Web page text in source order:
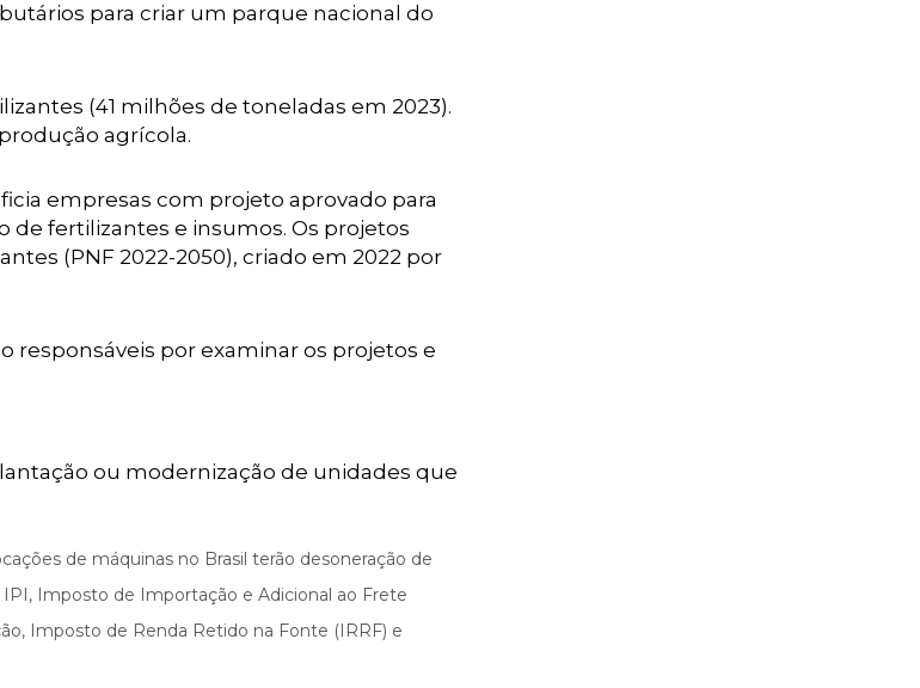
para criar um parque nacional do
(41 milhões de toneladas em 2023).
agrícola.
empresas com projeto aprovado para
fertilizantes e insumos. Os projetos
(PNF 2022-2050), criado em 2022 por
responsáveis por examinar os projetos e
ou modernização de unidades que
de máquinas no Brasil terão desoneração de
Imposto de Importação e Adicional ao Frete
Imposto de Renda Retido na Fonte (IRRF) e